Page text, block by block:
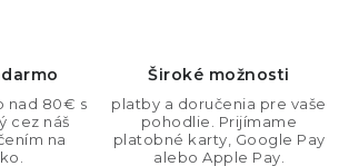
nad 80€ s
cez náš
na
Široké možnosti
platby a doručenia pre vaše
pohodlie. Prijímame
platobné karty, Google Pay
alebo Apple Pay.